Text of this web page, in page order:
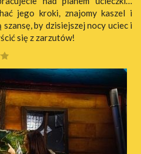
jego kroki, znajomy kaszel i
by dzisiejszej nocy uciec i
się z zarzutów!